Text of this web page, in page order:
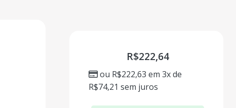
R$222,64
ou R$222,63 em 3x de
R$74,21 sem juros